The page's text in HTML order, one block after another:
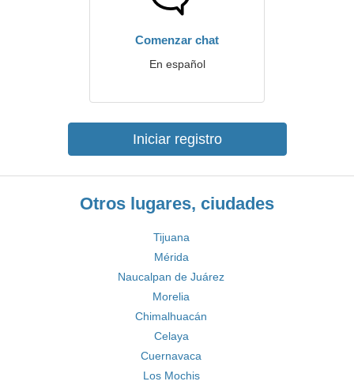
Comenzar chat
En español
Iniciar registro
Otros lugares, ciudades
Tijuana
Mérida
Naucalpan de Juárez
Morelia
Chimalhuacán
Celaya
Cuernavaca
Los Mochis